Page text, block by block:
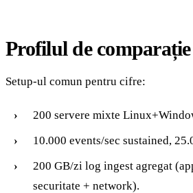
Profilul de comparație
Setup-ul comun pentru cifre:
200 servere mixte
10.000 events/sec sustained,
200 GB/zi log ingest agregat
securitate + network).